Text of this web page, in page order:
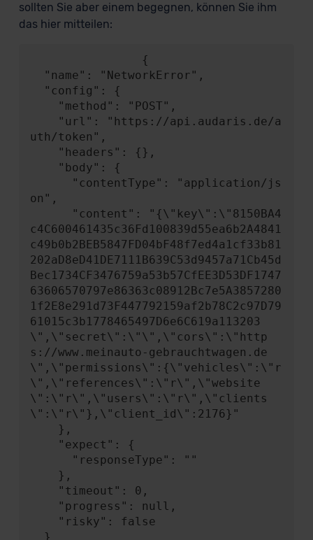
sollten Sie aber einem begegnen, können Sie ihm
das hier mitteilen:
uth/token",
on",
c4C600461435c36Fd100839d55ea6b2A4841
c49b0b2BEB5847FD04bF48f7ed4a1cf33b81
202aD8eD41DE7111B639C53d9457a71Cb45d
Bec1734CF3476759a53b57CfEE3D53DF1747
63606570797e86363c08912Bc7e5A3857280
1f2E8e291d73F447792159af2b78C2c97D79
61015c3b1778465497D6e6C619a113203
\",\"secret\":\"\",\"cors\":\"http
s://www.meinauto-gebrauchtwagen.de
\",\"permissions\":{\"vehicles\":\"r
\",\"references\":\"r\",\"website
\":\"r\",\"users\":\"r\",\"clients
\":\"r\"},\"client_id\":2176}"